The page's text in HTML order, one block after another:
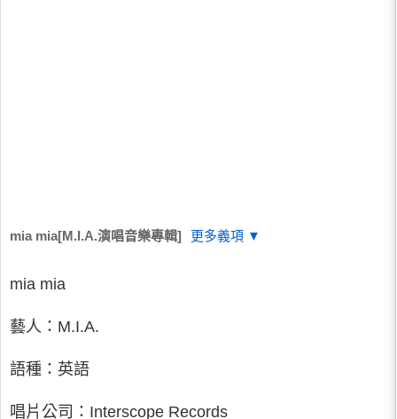
mia mia[M.I.A.演唱音樂專輯] 更多義項 ▼
mia mia
藝人：M.I.A.
語種：英語
唱片公司：Interscope Records